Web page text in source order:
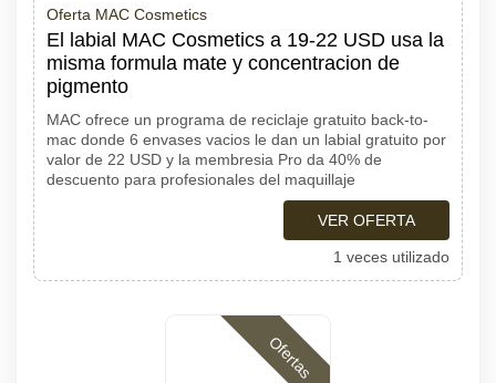
Oferta MAC Cosmetics
El labial MAC Cosmetics a 19-22 USD usa la
misma formula mate y concentracion de
pigmento
MAC ofrece un programa de reciclaje gratuito back-to-
mac donde 6 envases vacios le dan un labial gratuito por
valor de 22 USD y la membresia Pro da 40% de
descuento para profesionales del maquillaje
VER OFERTA
1 veces utilizado
Ofertas